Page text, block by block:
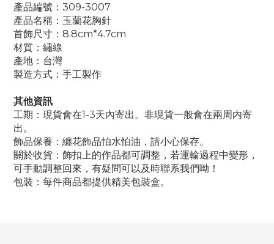
產品編號：309-3007
產品名稱：玉蘭花胸針
首飾尺寸：8.8cm*4.7cm
材質：繡線
產地：台灣
製造方式：手工製作
其他資訊
工期：現貨會在1-3天內寄出。非現貨一般會在兩周内寄
出。
飾品保養：纏花飾品怕水怕油，請小心保存。
關於收貨：飾扣上的作品都可調整，若運輸過程中變形，
可手動調整回來，有疑問可以及時聯系我們呦！
包裝：每件商品都提供精美包裝盒。